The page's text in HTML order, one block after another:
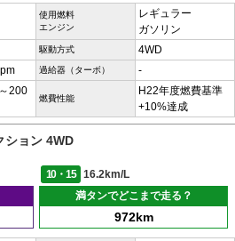
使用燃料
エンジン
レギュラー
ガソリン
駆動方式 4WD
過給器（ターボ） -
200
燃費性能
H22年度燃費基準
+10%達成
ション 4WD
10・15
16.2km/L
満タンでどこまで走る？
972km